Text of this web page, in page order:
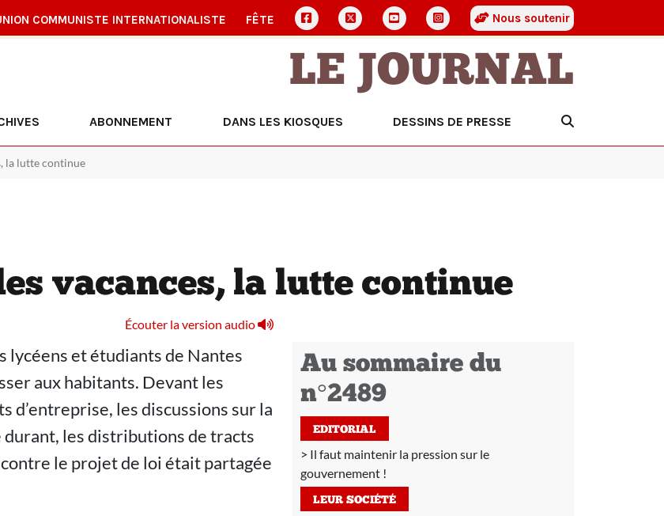
COMMUNISTE INTERNATIONALISTE FÊTE Nous soutenir
LE JOURNAL
ABONNEMENT DANS LES KIOSQUES DESSINS DE PRESSE
la lutte continue
vacances, la lutte continue
Écouter la version audio
lycéens et étudiants de Nantes
aux habitants. Devant les
d’entreprise, les discussions sur la
les distributions de tracts
le projet de loi était partagée
Au sommaire du
n°2489
EDITORIAL
Il faut maintenir la pression sur le
gouvernement !
LEUR SOCIÉTÉ